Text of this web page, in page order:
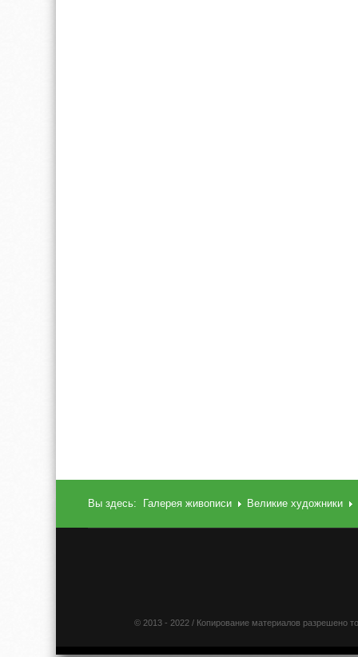
Вы здесь: Галерея живописи Великие художники
© 2013 - 2022 / Копирование материалов разрешено